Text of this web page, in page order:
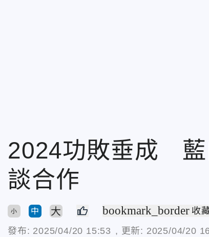
2024功敗垂成 藍
談合作
小 中 大 bookmark_border 收
發布: 2025/04/20 15:53 , 更新: 2025/04/20